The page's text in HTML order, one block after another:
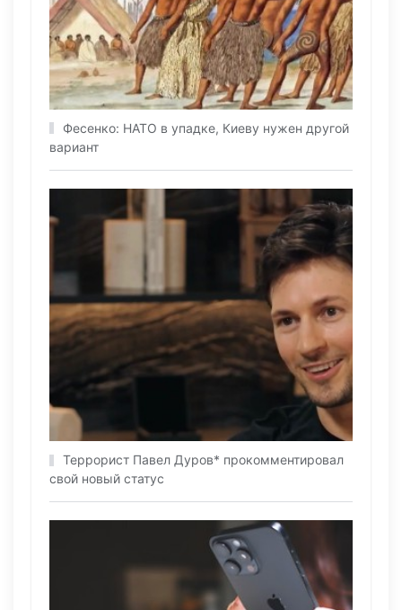
Фесенко: НАТО в упадке, Киеву нужен другой
вариант
Террорист Павел Дуров* прокомментировал
свой новый статус